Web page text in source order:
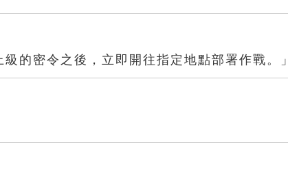
的密令之後，立即開往指定地點部署作戰。」